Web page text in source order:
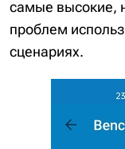
самые высокие,
проблем
сценариях.